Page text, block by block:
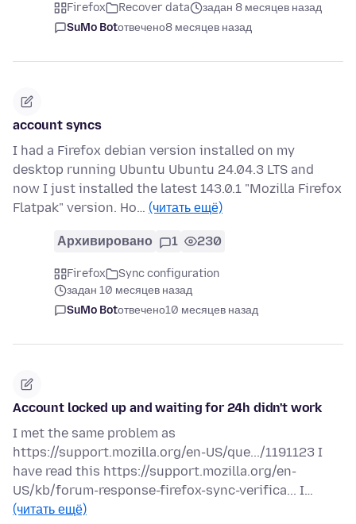
Firefox Recover data
задан 8 месяцев назад
SuMo Botотвечено8 месяцев назад
account syncs
I had a Firefox debian version installed on my
desktop running Ubuntu Ubuntu 24.04.3 LTS and
now I just installed the latest 143.0.1 "Mozilla Firefox
Flatpak" version. Ho… (читать ещё)
Архивировано 1 230
Firefox
Sync configuration
задан 10 месяцев назад
SuMo Botотвечено10 месяцев назад
Account locked up and waiting for 24h didn't work
I met the same problem as
https://support.mozilla.org/en-US/que.../1191123 I
have read this https://support.mozilla.org/en-
US/kb/forum-response-firefox-sync-verifica... I…
(читать ещё)